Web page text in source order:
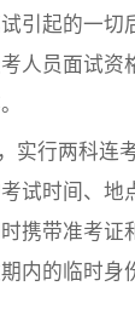
引起的一切
人员面试资
实行两科连
试时间、地
携带准考证
内的临时身